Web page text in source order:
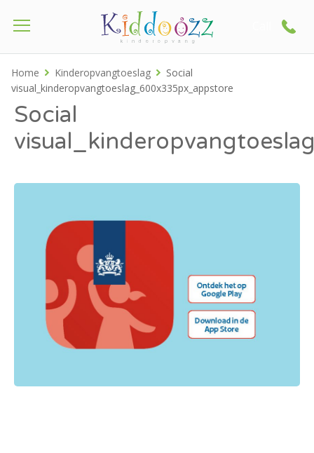
Home Kinderopvangtoeslag
Social
visual_kinderopvangtoeslag_600x335px_appstore
Social